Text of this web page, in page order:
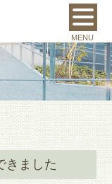
MENU
きました